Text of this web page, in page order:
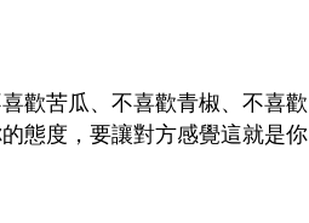
歡苦瓜、不喜歡青椒、不喜歡
態度，要讓對方感覺這就是你